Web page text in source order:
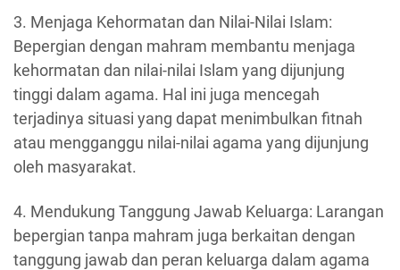
3. Menjaga Kehormatan dan Nilai-Nilai Islam:
Bepergian dengan mahram membantu menjaga
kehormatan dan nilai-nilai Islam yang dijunjung
tinggi dalam agama. Hal ini juga mencegah
terjadinya situasi yang dapat menimbulkan fitnah
atau mengganggu nilai-nilai agama yang dijunjung
oleh masyarakat.
4. Mendukung Tanggung Jawab Keluarga: Larangan
bepergian tanpa mahram juga berkaitan dengan
tanggung jawab dan peran keluarga dalam agama